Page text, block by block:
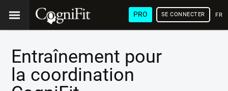
PRO SE CONNECTER
Entraînement pour
la coordination